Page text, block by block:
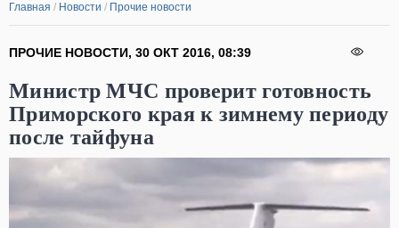
Главная / Новости / Прочие новости
ПРОЧИЕ НОВОСТИ, 30 ОКТ 2016, 08:39
Министр МЧС проверит готовность
Приморского края к зимнему периоду
после тайфуна